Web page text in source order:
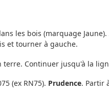
les bois (marquage
et tourner à gauche.
Continuer jusqu'à la
(ex RN75). Prudence. Partir